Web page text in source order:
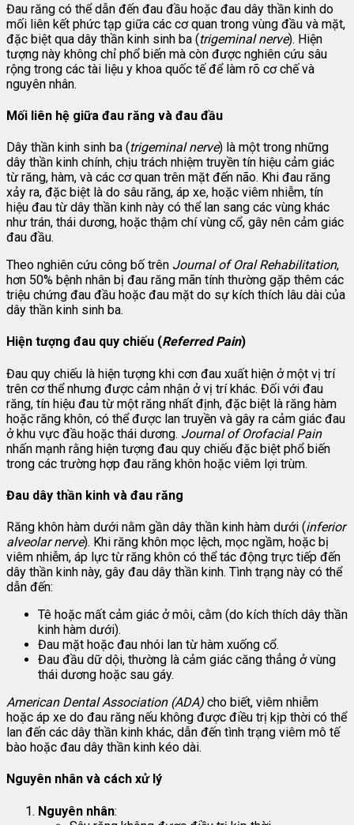
Đau răng có thể dẫn đến đau đầu hoặc đau dây thần kinh do
mối liên kết phức tạp giữa các cơ quan trong vùng đầu và mặt,
đặc biệt qua dây thần kinh sinh ba (trigeminal nerve). Hiện
tượng này không chỉ phổ biến mà còn được nghiên cứu sâu
rộng trong các tài liệu y khoa quốc tế để làm rõ cơ chế và
nguyên nhân.
Mối liên hệ giữa đau răng và đau đầu
Dây thần kinh sinh ba (trigeminal nerve) là một trong những
dây thần kinh chính, chịu trách nhiệm truyền tín hiệu cảm giác
từ răng, hàm, và các cơ quan trên mặt đến não. Khi đau răng
xảy ra, đặc biệt là do sâu răng, áp xe, hoặc viêm nhiễm, tín
hiệu đau từ dây thần kinh này có thể lan sang các vùng khác
như trán, thái dương, hoặc thậm chí vùng cổ, gây nên cảm giác
đau đầu.
Theo nghiên cứu công bố trên Journal of Oral Rehabilitation,
hơn 50% bệnh nhân bị đau răng mãn tính thường gặp thêm các
triệu chứng đau đầu hoặc đau mặt do sự kích thích lâu dài của
dây thần kinh sinh ba.
Hiện tượng đau quy chiếu (Referred Pain)
Đau quy chiếu là hiện tượng khi cơn đau xuất hiện ở một vị trí
trên cơ thể nhưng được cảm nhận ở vị trí khác. Đối với đau
răng, tín hiệu đau từ một răng nhất định, đặc biệt là răng hàm
hoặc răng khôn, có thể được lan truyền và gây ra cảm giác đau
ở khu vực đầu hoặc thái dương. Journal of Orofacial Pain
nhấn mạnh rằng hiện tượng đau quy chiếu đặc biệt phổ biến
trong các trường hợp đau răng khôn hoặc viêm lợi trùm.
Đau dây thần kinh và đau răng
Răng khôn hàm dưới nằm gần dây thần kinh hàm dưới (inferior
alveolar nerve). Khi răng khôn mọc lệch, mọc ngầm, hoặc bị
viêm nhiễm, áp lực từ răng khôn có thể tác động trực tiếp đến
dây thần kinh này, gây đau dây thần kinh. Tình trạng này có thể
dẫn đến:
Tê hoặc mất cảm giác ở môi, cằm (do kích thích dây thần
kinh hàm dưới).
Đau mặt hoặc đau nhói lan từ hàm xuống cổ.
Đau đầu dữ dội, thường là cảm giác căng thẳng ở vùng
thái dương hoặc sau gáy.
American Dental Association (ADA) cho biết, viêm nhiễm
hoặc áp xe do đau răng nếu không được điều trị kịp thời có thể
lan đến các dây thần kinh khác, dẫn đến tình trạng viêm mô tế
bào hoặc đau dây thần kinh kéo dài.
Nguyên nhân và cách xử lý
Nguyên nhân: